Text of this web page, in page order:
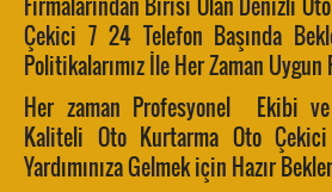
Çekici 7 24 Telefon Başında
Politikalarımız İle Her Zaman
Her zaman Profesyonel Ekibi
Kaliteli Oto Kurtarma Oto
Yardımınıza Gelmek için Hazır